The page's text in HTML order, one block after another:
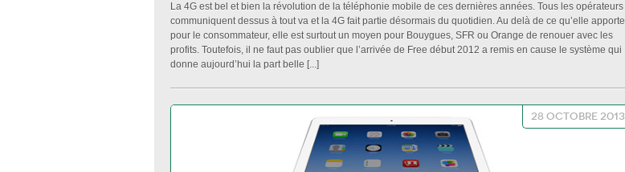
La 4G est bel et bien la révolution de la téléphonie mobile de ces dernières années. Tous les opérateurs
communiquent dessus à tout va et la 4G fait partie désormais du quotidien. Au delà de ce qu’elle apporte
pour le consommateur, elle est surtout un moyen pour Bouygues, SFR ou Orange de renouer avec les
profits. Toutefois, il ne faut pas oublier que l’arrivée de Free début 2012 a remis en cause le système qui
donne aujourd’hui la part belle [...]
28 octobre 2013